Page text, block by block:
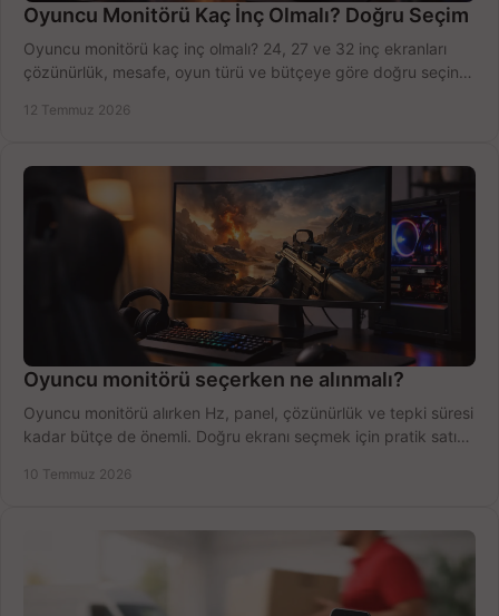
Oyuncu Monitörü Kaç İnç Olmalı? Doğru Seçim
Oyuncu monitörü kaç inç olmalı? 24, 27 ve 32 inç ekranları
çözünürlük, mesafe, oyun türü ve bütçeye göre doğru seçin,
12 Temmuz 2026
Oyuncu monitörü seçerken ne alınmalı?
Oyuncu monitörü alırken Hz, panel, çözünürlük ve tepki süresi
kadar bütçe de önemli. Doğru ekranı seçmek için pratik satın
10 Temmuz 2026